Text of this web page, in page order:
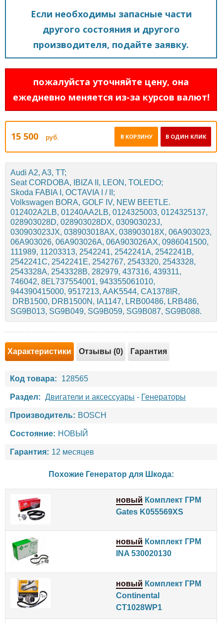
Если необходимы запасные части
другого состояния и другого
производителя, подайте заявку.
пожалуйста уточняйте цену, она
ежедневно меняется из-за курсов валют!
15 500 руб. В ОДИН КЛИК
В КОРЗИНУ
Audi A2, A3, TT;
Seat CORDOBA, IBIZA II, LEON, TOLEDO;
Skoda FABIA I, OCTAVIA I / II;
Volkswagen BORA, GOLF IV, NEW BEETLE.
012402A2LB, 01240AA2LB, 0124325003, 0124325137,
028903028D, 028903028DX, 030903023J,
030903023JX, 038903018AX, 038903018X, 06A903023,
06A903026, 06A903026A, 06A903026AX, 0986041500,
111989, 11203313, 2542241, 2542241A, 2542241B,
2542241C, 2542241E, 2542767, 2543320, 2543328,
2543328A, 2543328B, 282979, 437316, 439311,
746042, 8EL737554001, 943355061010,
944390415000, 9517213, AAK5544, CA1378IR,
DRB1500, DRB1500N, IA1147, LRB00486, LRB486,
SG9B013, SG9B049, SG9B059, SG9B087, SG9B088.
Характеристики Отзывы (0) Гарантия
Код товара: 128565
Раздел: Двигатели и аксессуары - Генераторы
Производитель: BOSCH
Состояние: НОВЫЙ
Гарантия: 12 месяцев
Похожие Генератор для Шкода:
новый Комплект ГРМ
Gates K055569XS
новый Комплект ГРМ
INA 530020130
новый Комплект ГРМ
Continental
CT1028WP1